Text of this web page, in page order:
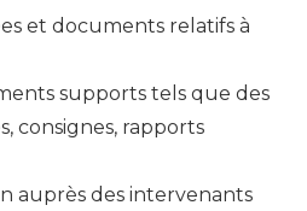
et documents relatifs à
supports tels que des
consignes, rapports
auprès des intervenants